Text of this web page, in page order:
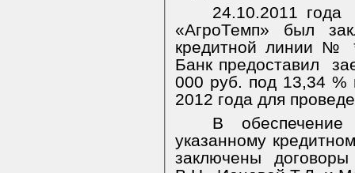
24.10.2011 года
«АгроТемп» был
кредитной линии №
Банк предоставил
000 руб. под 13,34 %
2012 года для
В обеспечение
указанному
заключены